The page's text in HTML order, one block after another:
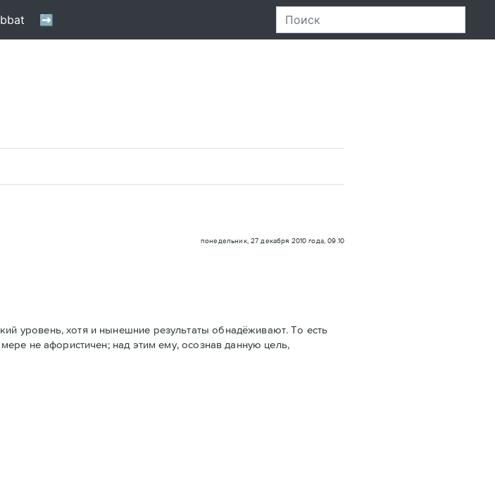
понедельник, 27 декабря 2010 года, 09.10
уровень, хотя и нынешние результаты обнадёживают. То есть
не афористичен; над этим ему, осознав данную цель,